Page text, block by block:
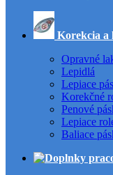
Korekcia a
Opravné
Lepidlá
Lepiace
Korekčné
Penové
Lepiace
Baliace